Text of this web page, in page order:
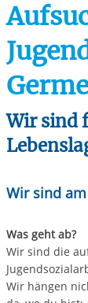
Wir sind
Wir sind am
Was geht ab?
Wir sind die
Wir hängen